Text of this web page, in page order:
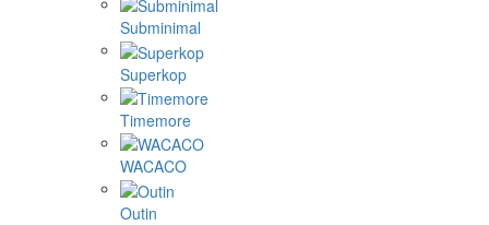
Subminimal
Superkop
Timemore
WACACO
Outin